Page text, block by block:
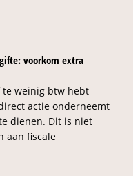
voorkom extra
te weinig btw hebt
actie onderneemt
dienen. Dit is niet
aan fiscale